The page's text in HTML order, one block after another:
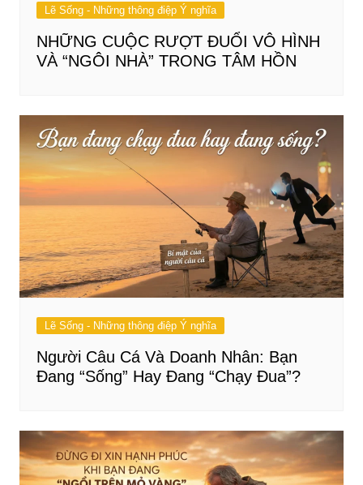
Lẽ Sống - Những thông điệp Ý nghĩa
NHỮNG CUỘC RƯỢT ĐUỔI VÔ HÌNH
VÀ “NGÔI NHÀ” TRONG TÂM HỒN
Lẽ Sống - Những thông điệp Ý nghĩa
Người Câu Cá Và Doanh Nhân: Bạn
Đang “Sống” Hay Đang “Chạy Đua”?